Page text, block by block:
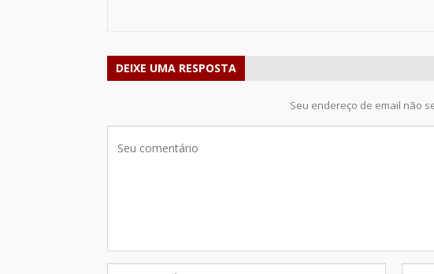
DEIXE UMA RESPOSTA
Seu endereço de email não